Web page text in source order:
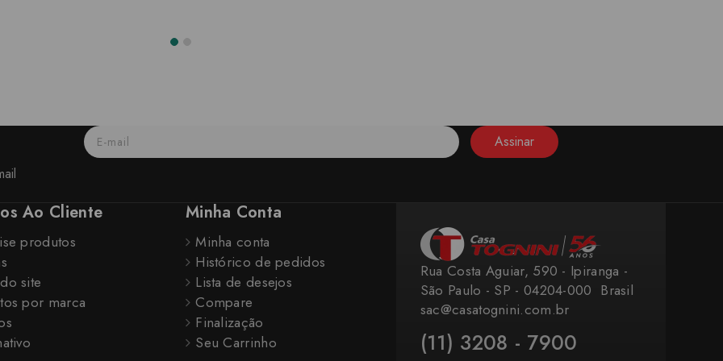
Assinar
Rua Costa Aguiar, 590 - Ipiranga -
São Paulo - SP - 04204-000 ​ Brasil
sac@casatognini.com.br
(11) 3208 - 7900
Ao Cliente
produtos
site
por marca
Minha Conta
Minha conta
Histórico de pedidos
Lista de desejos
Compare
Finalização
Seu Carrinho